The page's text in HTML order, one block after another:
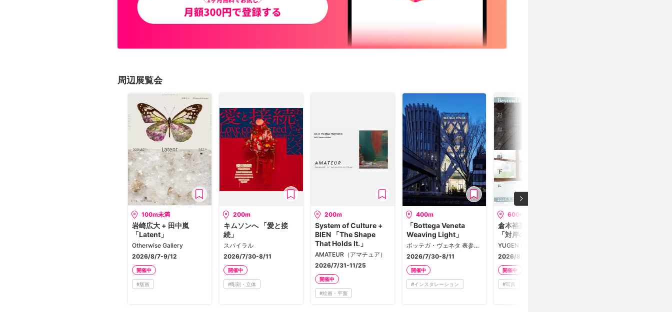
周辺展覧会
100m未満
岩崎広大 + 田中嵐
「Latent」
Otherwise Gallery
2026/8/7-9/12
開催中
#版画
200m
キムソンへ 「愛と接
続」
スパイラル
2026/7/30-8/11
開催中
#彫刻・立体
200m
System of Culture +
BIEN 「The Shape
That Holds It.」
AMATEUR（アマチュア）
2026/7/31-11/25
開催中
#絵画・平面
400m
「Bottega Veneta
Weaving Light」
ボッテガ・ヴェネタ 表参道フラッグシップ
2026/7/30-8/11
開催中
#インスタレーション
600m
倉本裕梨 + 中川晶子
「対岸の眼下に」
YUGEN Gallery
2026/8/1-8/30
開催中
#写真